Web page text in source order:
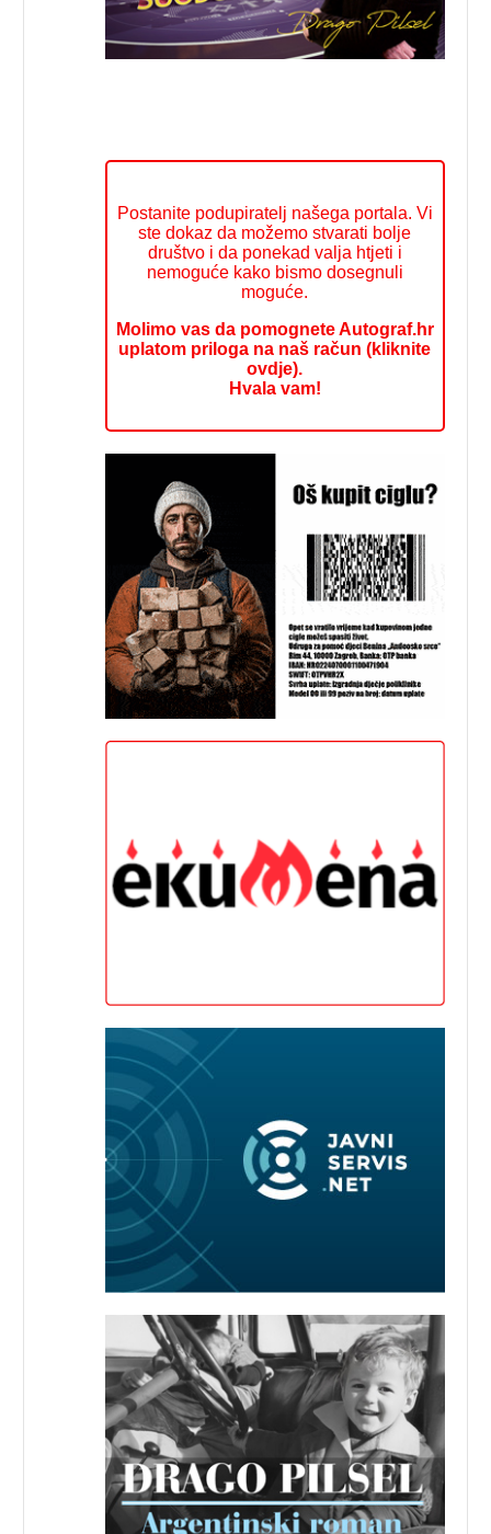
Postanite podupiratelj našega portala. Vi
ste dokaz da možemo stvarati bolje
društvo i da ponekad valja htjeti i
nemoguće kako bismo dosegnuli
moguće.
Molimo vas da pomognete Autograf.hr
uplatom priloga na naš račun (kliknite
ovdje).
Hvala vam!